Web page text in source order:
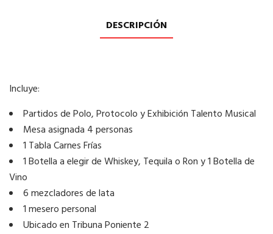
DESCRIPCIÓN
Incluye:
Partidos de Polo, Protocolo y Exhibición Talento Musical
Mesa asignada 4 personas
1 Tabla Carnes Frías
1 Botella a elegir de Whiskey, Tequila o Ron y 1 Botella de
Vino
6 mezcladores de lata
1 mesero personal
Ubicado en Tribuna Poniente 2